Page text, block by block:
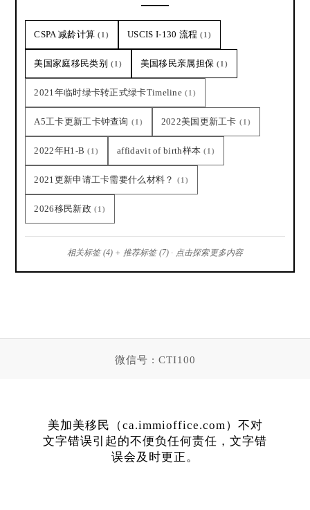
CSPA 减龄计算 (1) USCIS I-130 流程 (1)
美国家庭移民类别 (1) 美国移民亲属担保 (1)
2021年临时绿卡转正式绿卡Timeline (1)
A5工卡更新工卡钟查询 (1) 2022美国更新工卡 (1)
2022年H1-B (1) affidavit of birth样本 (1)
2021更新申请工卡需要什么材料？ (1)
2026移民新政 (1)
相关标签 (4) + 推荐标签 (7) · 点击探索更多内容
微信号 : CTI100
美加美移民（ca.immioffice.com）不对
文字错误引起的不便负任何责任，文字错
误会及时更正。